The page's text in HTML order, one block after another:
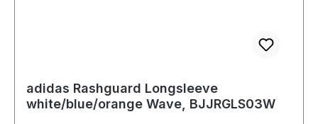
adidas Rashguard Longsleeve
white/blue/orange Wave, BJJRGLS03W